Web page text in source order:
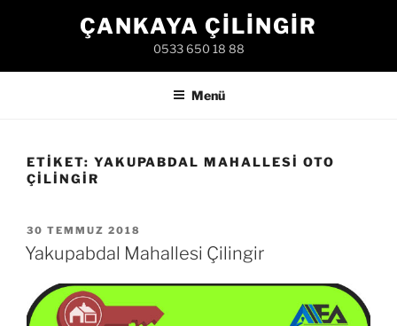
ÇANKAYA ÇILINGIR
0533 650 18 88
Menü
ETIKET: YAKUPABDAL MAHALLESI OTO
ÇILINGIR
YAYIM
TARIHI
30 TEMMUZ 2018
Yakupabdal Mahallesi Çilingir